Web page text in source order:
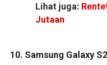
Lihat juga:
Jutaan
10. Samsung Galaxy